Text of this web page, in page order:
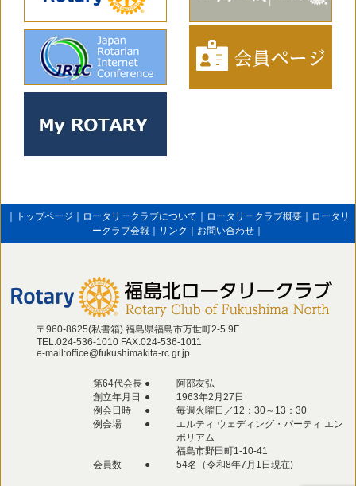
トップページ ロータリークラブについて ロータリークラブ概要
ロータリ
ークラブ会報
リンク お問い合わせ
〒960-8625(私書箱) 福島県福島市万世町2‐5 9F
TEL:024-536-1010 FAX:024-536-1011
e-mail:office@fukushimakita-rc.gr.jp
第64代会長 ●
阿部友弘
創立年月日
●
1963年2月27日
例会日時
●
毎週火曜日／12：30～13：30
例会場
●
エルティ ウェディング・パーティ エン
ポリアム
福島市野田町1-10-41
会員数
● 54名（令和8年7月1日現在)